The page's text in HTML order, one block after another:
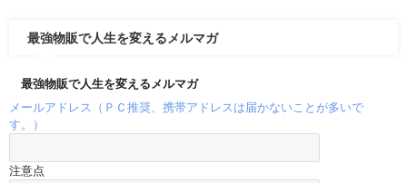
最強物販で人生を変えるメルマガ
最強物販で人生を変えるメルマガ
メールアドレス（ＰＣ推奨、携帯アドレスは届かないことが多いで
す。）
注意点